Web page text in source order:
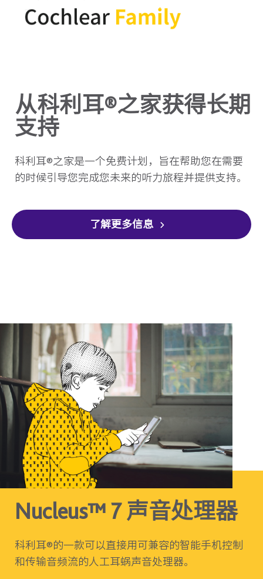
从科利耳®之家获得长期
支持
科利耳®之家是一个免费计划，旨在帮助您在需要
的时候引导您完成您未来的听力旅程并提供支持。
了解更多信息
Nucleus™ 7 声音处理器
科利耳®的一款可以直接用可兼容的智能手机控制
和传输音频流的人工耳蜗声音处理器。